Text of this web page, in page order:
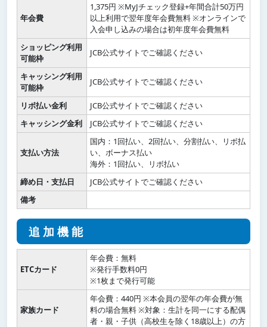
年会費
1,375円 ※MyJチェック登録+年間合計50万円
以上利用で翌年度年会費無料 ※オンラインで
入会申し込みの場合は初年度年会費無料
ショッピング利用
可能枠
JCB公式サイトでご確認ください
キャッシング利用
可能枠
JCB公式サイトでご確認ください
リボ払い金利
JCB公式サイトでご確認ください
キャッシング金利
JCB公式サイトでご確認ください
支払い方法
国内：1回払い、2回払い、分割払い、リボ払
い、ボーナス払い
海外：1回払い、リボ払い
締め日・支払日
JCB公式サイトでご確認ください
備考
追加機能
ETCカード
年会費：無料
※発行手数料0円
※1枚まで発行可能
家族カード
年会費：440円 ※本会員の翌年の年会費が無
料の場合無料 ※対象：生計を同一にする配偶
者・親・子供（高校生を除く18歳以上）の方